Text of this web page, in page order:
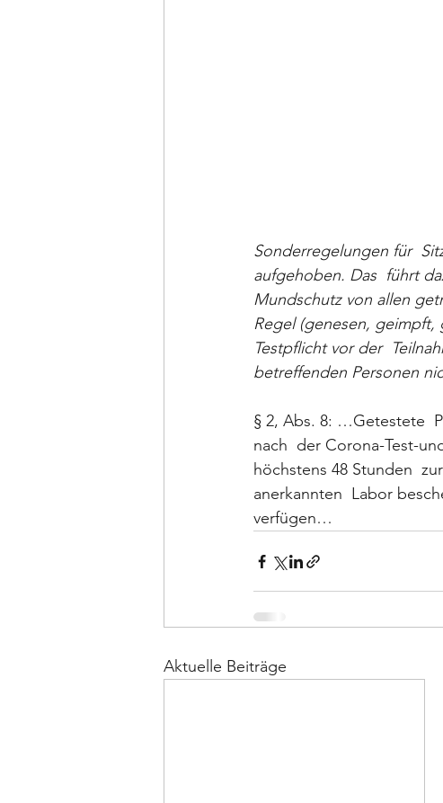
Sonderregelungen für
aufgehoben. Das  führt
Mundschutz von allen
Regel (genesen,
Testpflicht vor der
betreffenden Personen
§ 2, Abs. 8: …Getestete
nach  der Corona-Test-
höchstens 48 Stunden
anerkannten  Labor
verfügen…
Aktuelle Beiträge